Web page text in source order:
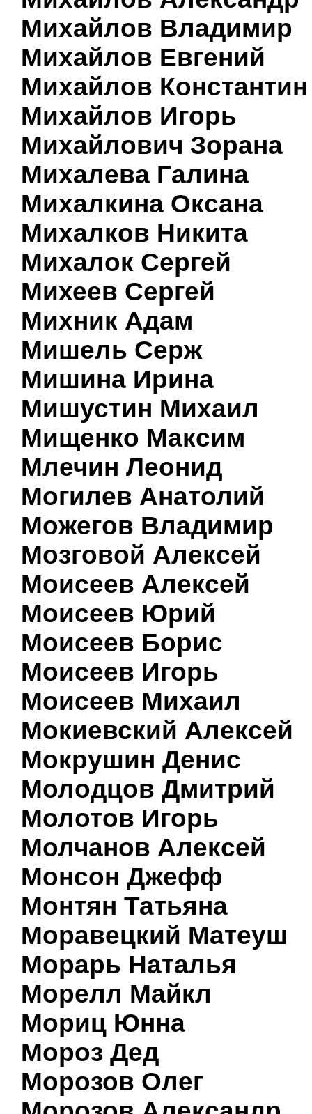
Михайлов Владимир
Михайлов Евгений
Михайлов Константин
Михайлов Игорь
Михайлович Зорана
Михалева Галина
Михалкина Оксана
Михалков Никита
Михалок Сергей
Михеев Сергей
Михник Адам
Мишель Серж
Мишина Ирина
Мишустин Михаил
Мищенко Максим
Млечин Леонид
Могилев Анатолий
Можегов Владимир
Мозговой Алексей
Моисеев Алексей
Моисеев Юрий
Моисеев Борис
Моисеев Игорь
Моисеев Михаил
Мокиевский Алексей
Мокрушин Денис
Молодцов Дмитрий
Молотов Игорь
Молчанов Алексей
Монсон Джефф
Монтян Татьяна
Моравецкий Матеуш
Морарь Наталья
Морелл Майкл
Мориц Юнна
Мороз Дед
Морозов Олег